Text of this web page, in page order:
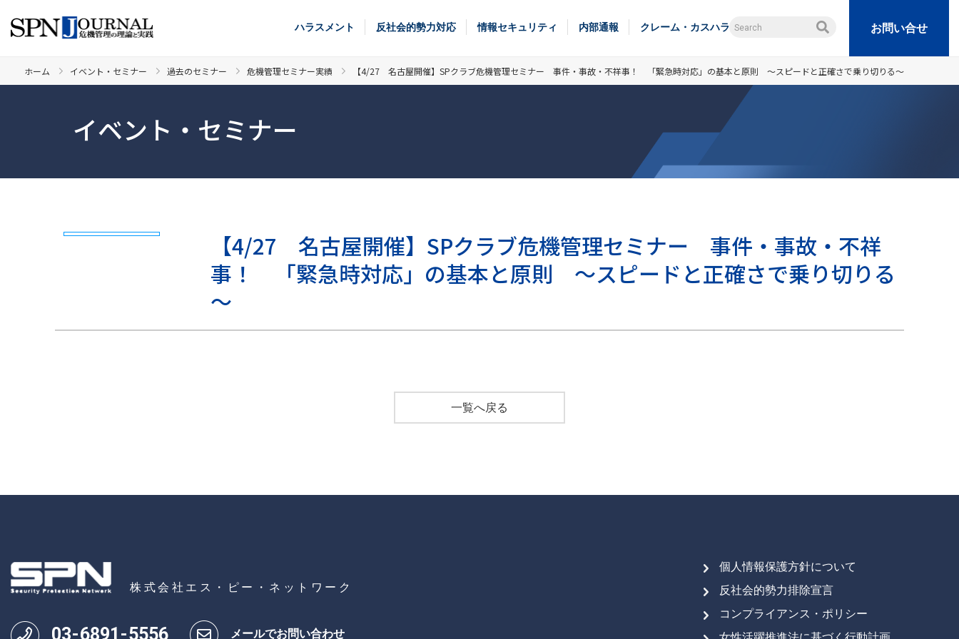
ハラスメント 反社会的勢力対応 情報セキュリティ 内部通報 クレーム・カスハラ お問い合せ
ホーム イベント・セミナー 過去のセミナー 危機管理セミナー実績 【4/27 名古屋開催】SPクラブ危機管理セミナー 事件・事故・不祥事！ 「緊急時対応」の基本と原則 ～スピードと正確さで乗り切りる～
イベント・セミナー
【4/27 名古屋開催】SPクラブ危機管理セミナー 事件・事故・不祥
事！ 「緊急時対応」の基本と原則 ～スピードと正確さで乗り切りる
～
一覧へ戻る
株式会社エス・ピー・ネットワーク
03-6891 -5556 メールでお問い合わせ
個人情報保護方針について
反社会的勢力排除宣言
コンプライアンス・ポリシー